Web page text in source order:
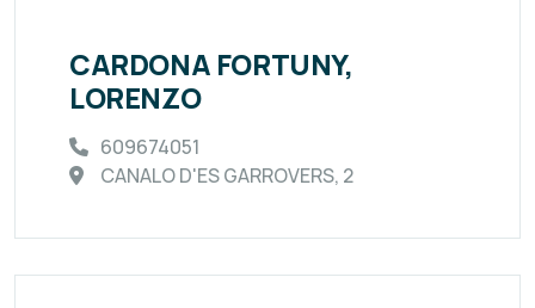
CARDONA FORTUNY,
LORENZO
609674051
CANALO D'ES GARROVERS, 2